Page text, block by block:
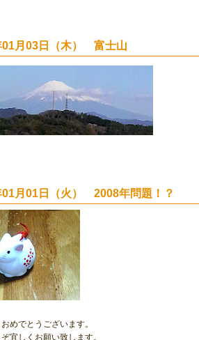
01月03日（木） 富士山
01月01日（火） 2008年問題！？
めでとうございます。
宜しくお願い致します。